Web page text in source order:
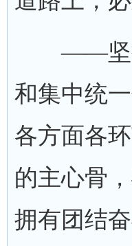
——坚持
和集中统
各方面各
的主心骨
拥有团结